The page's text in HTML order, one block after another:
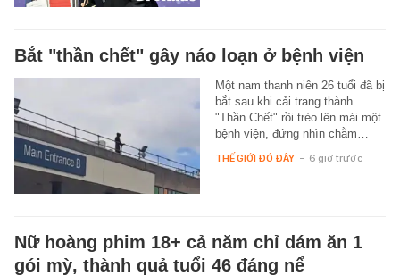
Bắt "thần chết" gây náo loạn ở bệnh viện
Một nam thanh niên 26 tuổi đã bị
bắt sau khi cải trang thành
"Thần Chết" rồi trèo lên mái một
bệnh viện, đứng nhìn chằm…
THẾ GIỚI ĐÓ ĐÂY - 6 giờ trước
Nữ hoàng phim 18+ cả năm chỉ dám ăn 1
gói mỳ, thành quả tuổi 46 đáng nể